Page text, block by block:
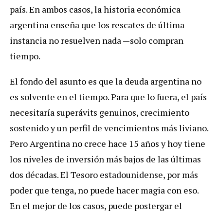
país. En ambos casos, la historia económica
argentina enseña que los rescates de última
instancia no resuelven nada —solo compran
tiempo.
El fondo del asunto es que la deuda argentina no
es solvente en el tiempo. Para que lo fuera, el país
necesitaría superávits genuinos, crecimiento
sostenido y un perfil de vencimientos más liviano.
Pero Argentina no crece hace 15 años y hoy tiene
los niveles de inversión más bajos de las últimas
dos décadas. El Tesoro estadounidense, por más
poder que tenga, no puede hacer magia con eso.
En el mejor de los casos, puede postergar el